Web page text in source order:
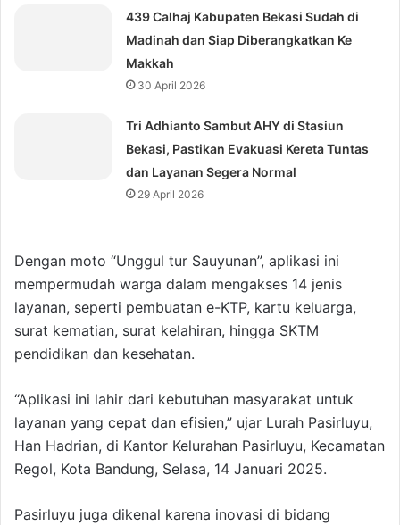
439 Calhaj Kabupaten Bekasi Sudah di
Madinah dan Siap Diberangkatkan Ke
Makkah
30 April 2026
Tri Adhianto Sambut AHY di Stasiun
Bekasi, Pastikan Evakuasi Kereta Tuntas
dan Layanan Segera Normal
29 April 2026
Dengan moto “Unggul tur Sauyunan”, aplikasi ini
mempermudah warga dalam mengakses 14 jenis
layanan, seperti pembuatan e-KTP, kartu keluarga,
surat kematian, surat kelahiran, hingga SKTM
pendidikan dan kesehatan.
“Aplikasi ini lahir dari kebutuhan masyarakat untuk
layanan yang cepat dan efisien,” ujar Lurah Pasirluyu,
Han Hadrian, di Kantor Kelurahan Pasirluyu, Kecamatan
Regol, Kota Bandung, Selasa, 14 Januari 2025.
Pasirluyu juga dikenal karena inovasi di bidang